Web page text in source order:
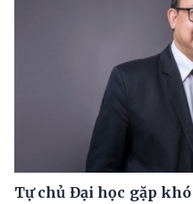
Tự chủ Đại học gặp